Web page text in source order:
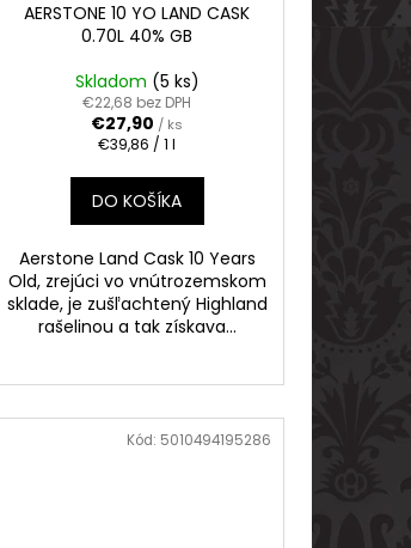
AERSTONE 10 YO LAND CASK
0.70L 40% GB
Skladom (5 ks)
€22,68 bez DPH
€27,90 / ks
Jednotková
€39,86 / 1 l
DO KOŠÍKA
Aerstone Land Cask 10 Years
Old, zrejúci vo vnútrozemskom
sklade, je zušľachtený Highland
rašelinou a tak získava...
Kód: 5010494195286